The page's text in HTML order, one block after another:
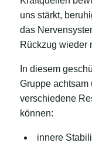
uns stärkt,
das
Rückzug wieder
In diesem
Gruppe achtsam
verschiedene
können:
innere